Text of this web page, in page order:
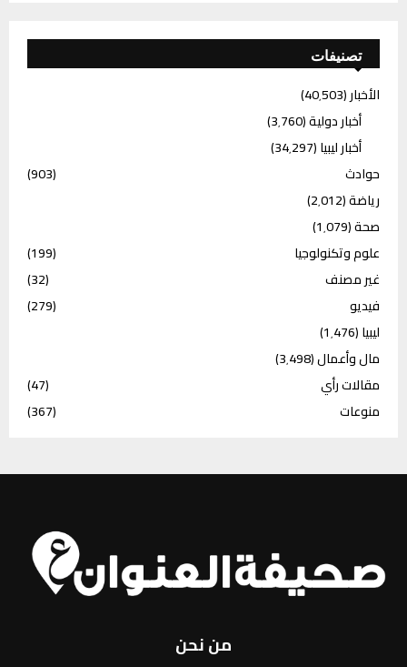
تصنيفات
الأخبار(40٬503)
أخبار دولية(3٬760)
أخبار ليبيا(34٬297)
حوادث
(903)
رياضة(2٬012)
صحة(1٬079)
علوم وتكنولوجيا
(199)
غير مصنف
(32)
فيديو
(279)
ليبيا(1٬476)
مال وأعمال(3٬498)
مقالات رأي
(47)
منوعات
(367)
من نحن